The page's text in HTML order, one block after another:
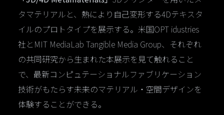
タマテリアルと、熱により自己変形する4Dテキスタ
イルのプロトタイプを展示する。米国OPT idustries
社とMIT MediaLab Tangible Media Group、それぞれ
の共同研究から生まれた本展示を見て触れること
で、最新コンピュテーショナルファブリケーション
技術がもたらす未来のマテリアル・空間デザインを
体験することができる。